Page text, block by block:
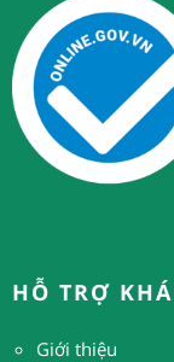
HỖ TRỢ
Giới thiệu